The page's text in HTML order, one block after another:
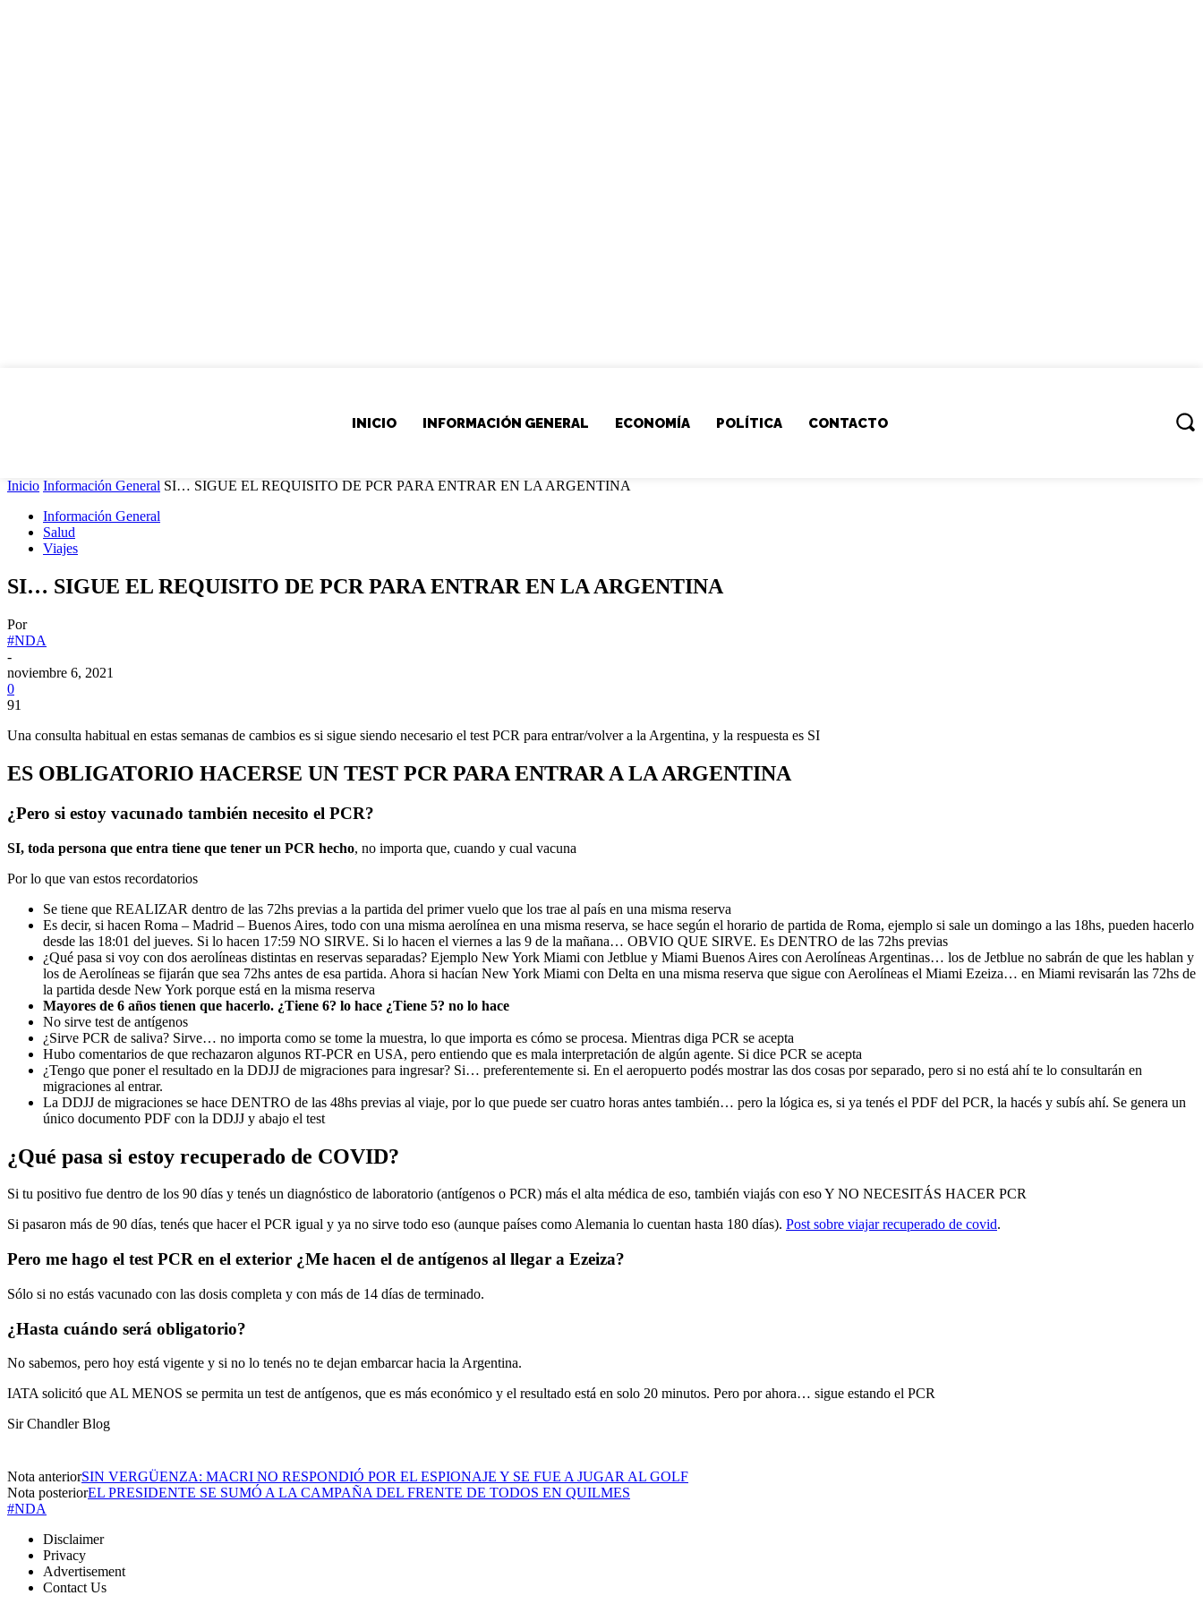
INICIO INFORMACIÓN GENERAL ECONOMÍA POLÍTICA CONTACTO
Inicio Información General SI… SIGUE EL REQUISITO DE PCR PARA ENTRAR EN LA ARGENTINA
Información General
Salud
Viajes
SI… SIGUE EL REQUISITO DE PCR PARA ENTRAR EN LA ARGENTINA
Por
#NDA
-
noviembre 6, 2021
0
91
Una consulta habitual en estas semanas de cambios es si sigue siendo necesario el test PCR para entrar/volver a la Argentina, y la respuesta es SI
ES OBLIGATORIO HACERSE UN TEST PCR PARA ENTRAR A LA ARGENTINA
¿Pero si estoy vacunado también necesito el PCR?
SI, toda persona que entra tiene que tener un PCR hecho, no importa que, cuando y cual vacuna
Por lo que van estos recordatorios
Se tiene que REALIZAR dentro de las 72hs previas a la partida del primer vuelo que los trae al país en una misma reserva
Es decir, si hacen Roma – Madrid – Buenos Aires, todo con una misma aerolínea en una misma reserva, se hace según el horario de partida de Roma, ejemplo si sale un domingo a las 18hs, pueden hacerlo
desde las 18:01 del jueves. Si lo hacen 17:59 NO SIRVE. Si lo hacen el viernes a las 9 de la mañana… OBVIO QUE SIRVE. Es DENTRO de las 72hs previas
¿Qué pasa si voy con dos aerolíneas distintas en reservas separadas? Ejemplo New York Miami con Jetblue y Miami Buenos Aires con Aerolíneas Argentinas… los de Jetblue no sabrán de que les hablan y
los de Aerolíneas se fijarán que sea 72hs antes de esa partida. Ahora si hacían New York Miami con Delta en una misma reserva que sigue con Aerolíneas el Miami Ezeiza… en Miami revisarán las 72hs de
la partida desde New York porque está en la misma reserva
Mayores de 6 años tienen que hacerlo. ¿Tiene 6? lo hace ¿Tiene 5? no lo hace
No sirve test de antígenos
¿Sirve PCR de saliva? Sirve… no importa como se tome la muestra, lo que importa es cómo se procesa. Mientras diga PCR se acepta
Hubo comentarios de que rechazaron algunos RT-PCR en USA, pero entiendo que es mala interpretación de algún agente. Si dice PCR se acepta
¿Tengo que poner el resultado en la DDJJ de migraciones para ingresar? Si… preferentemente si. En el aeropuerto podés mostrar las dos cosas por separado, pero si no está ahí te lo consultarán en
migraciones al entrar.
La DDJJ de migraciones se hace DENTRO de las 48hs previas al viaje, por lo que puede ser cuatro horas antes también… pero la lógica es, si ya tenés el PDF del PCR, la hacés y subís ahí. Se genera un
único documento PDF con la DDJJ y abajo el test
¿Qué pasa si estoy recuperado de COVID?
Si tu positivo fue dentro de los 90 días y tenés un diagnóstico de laboratorio (antígenos o PCR) más el alta médica de eso, también viajás con eso Y NO NECESITÁS HACER PCR
Si pasaron más de 90 días, tenés que hacer el PCR igual y ya no sirve todo eso (aunque países como Alemania lo cuentan hasta 180 días). Post sobre viajar recuperado de covid.
Pero me hago el test PCR en el exterior ¿Me hacen el de antígenos al llegar a Ezeiza?
Sólo si no estás vacunado con las dosis completa y con más de 14 días de terminado.
¿Hasta cuándo será obligatorio?
No sabemos, pero hoy está vigente y si no lo tenés no te dejan embarcar hacia la Argentina.
IATA solicitó que AL MENOS se permita un test de antígenos, que es más económico y el resultado está en solo 20 minutos. Pero por ahora… sigue estando el PCR
Sir Chandler Blog
Nota anteriorSIN VERGÜENZA: MACRI NO RESPONDIÓ POR EL ESPIONAJE Y SE FUE A JUGAR AL GOLF
Nota posteriorEL PRESIDENTE SE SUMÓ A LA CAMPAÑA DEL FRENTE DE TODOS EN QUILMES
#NDA
Disclaimer
Privacy
Advertisement
Contact Us